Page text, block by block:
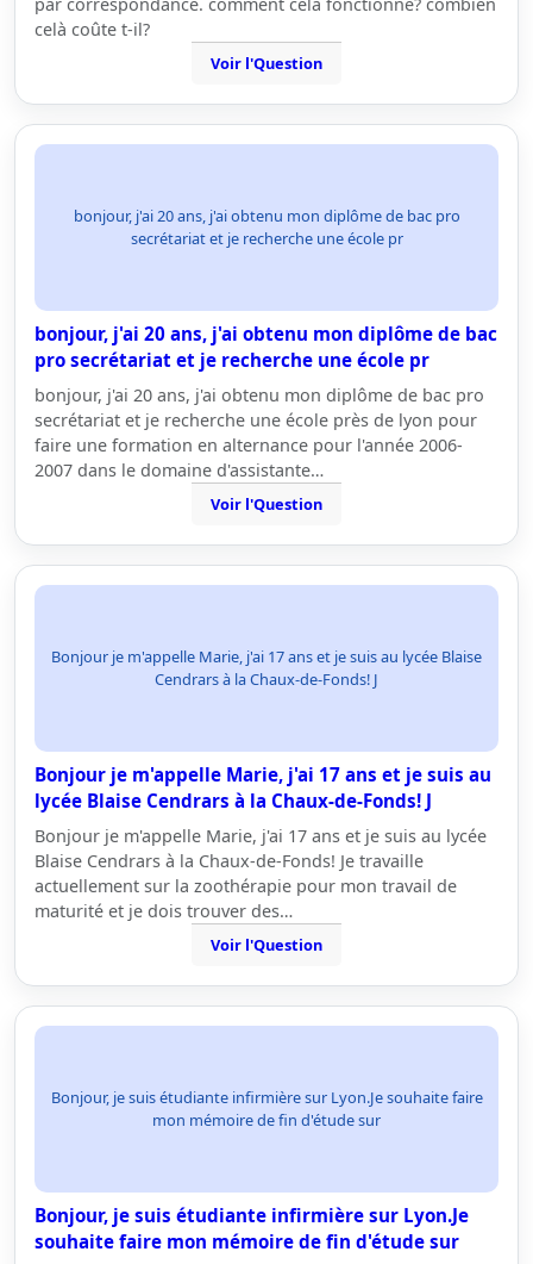
celà coûte t-il?
Voir l'Question
bonjour, j'ai 20 ans, j'ai obtenu mon diplôme de bac pro
secrétariat et je recherche une école pr
bonjour, j'ai 20 ans, j'ai obtenu mon diplôme de bac
pro secrétariat et je recherche une école pr
bonjour, j'ai 20 ans, j'ai obtenu mon diplôme de bac pro
secrétariat et je recherche une école près de lyon pour
faire une formation en alternance pour l'année 2006-
2007 dans le domaine d'assistante…
Voir l'Question
Bonjour je m'appelle Marie, j'ai 17 ans et je suis au lycée Blaise
Cendrars à la Chaux-de-Fonds! J
Bonjour je m'appelle Marie, j'ai 17 ans et je suis au
lycée Blaise Cendrars à la Chaux-de-Fonds! J
Bonjour je m'appelle Marie, j'ai 17 ans et je suis au lycée
Blaise Cendrars à la Chaux-de-Fonds! Je travaille
actuellement sur la zoothérapie pour mon travail de
maturité et je dois trouver des…
Voir l'Question
Bonjour, je suis étudiante infirmière sur Lyon.Je souhaite faire
mon mémoire de fin d'étude sur
Bonjour, je suis étudiante infirmière sur Lyon.Je
souhaite faire mon mémoire de fin d'étude sur